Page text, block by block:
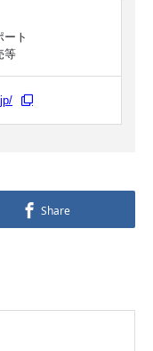
ト
等
Share